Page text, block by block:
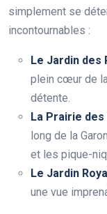
simplement se
incontournables :
Le Jardin des
plein cœur de
détente.
La Prairie
long de la
et les pique-
Le Jardin
une vue